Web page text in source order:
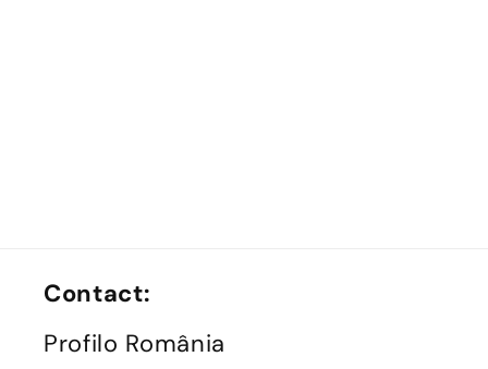
Contact:
Profilo România